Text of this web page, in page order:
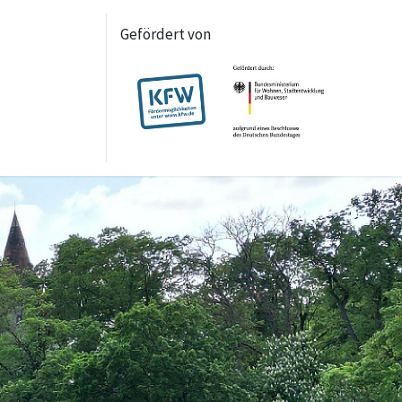
Gefördert von